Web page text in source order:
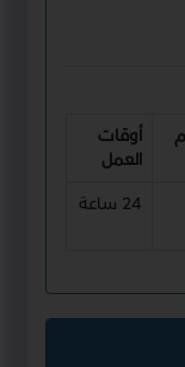
أوقات
العمل
24 ساعة